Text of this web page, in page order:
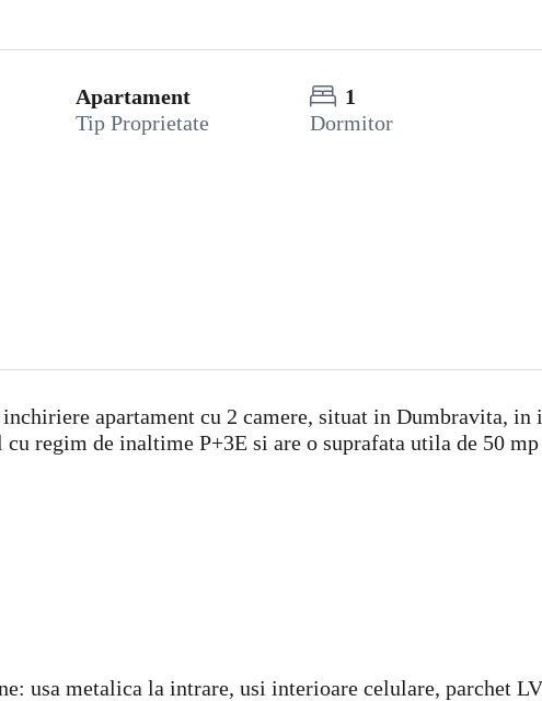
Apartament
Tip Proprietate
1
Dormitor
apartament cu 2 camere, situat in Dumbravita, in
regim de inaltime P+3E si are o suprafata utila de 50
usa metalica la intrare, usi interioare celulare, parchet